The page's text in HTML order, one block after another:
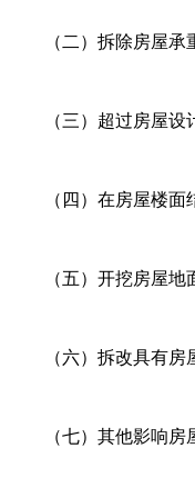
（二）拆除房屋承重墙或
（三）超过房屋设计标
（四）在房屋楼面结
（五）开挖房屋地面和
（六）拆改具有房屋抗
（七）其他影响房屋